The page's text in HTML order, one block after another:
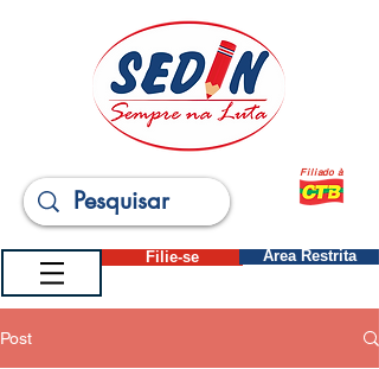
Filiado à
Filie-se Área Restrita
Post